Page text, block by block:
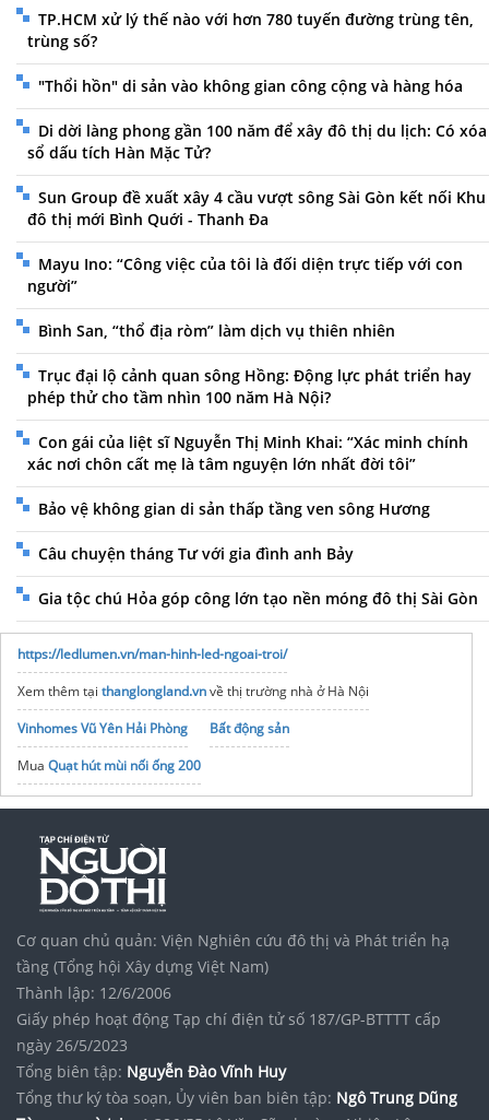
TP.HCM xử lý thế nào với hơn 780 tuyến đường trùng tên,
trùng số?
"Thổi hồn" di sản vào không gian công cộng và hàng hóa
Di dời làng phong gần 100 năm để xây đô thị du lịch: Có xóa
sổ dấu tích Hàn Mặc Tử?
Sun Group đề xuất xây 4 cầu vượt sông Sài Gòn kết nối Khu
đô thị mới Bình Quới - Thanh Đa
Mayu Ino: “Công việc của tôi là đối diện trực tiếp với con
người”
Bình San, “thổ địa ròm” làm dịch vụ thiên nhiên
Trục đại lộ cảnh quan sông Hồng: Động lực phát triển hay
phép thử cho tầm nhìn 100 năm Hà Nội?
Con gái của liệt sĩ Nguyễn Thị Minh Khai: “Xác minh chính
xác nơi chôn cất mẹ là tâm nguyện lớn nhất đời tôi”
Bảo vệ không gian di sản thấp tầng ven sông Hương
Câu chuyện tháng Tư với gia đình anh Bảy
Gia tộc chú Hỏa góp công lớn tạo nền móng đô thị Sài Gòn
https://ledlumen.vn/man-hinh-led-ngoai-troi/
Xem thêm tại thanglongland.vnvề thị trường nhà ở Hà Nội
Vinhomes Vũ Yên Hải Phòng
Bất động sản
Mua Quạt hút mùi nối ống 200
tủ lạnhhitachi side by side không làm đá
Màn hình ghép lcd
chính hãng giá rẻ
noxh K Home Avenue Nhơn Trạch
Cơ quan chủ quản: Viện Nghiên cứu đô thị và Phát triển hạ
tầng (Tổng hội Xây dựng Việt Nam)
Thành lập: 12/6/2006
Giấy phép hoạt động Tạp chí điện tử số 187/GP-BTTTT cấp
ngày 26/5/2023
Tổng biên tập: Nguyễn Đào Vĩnh Huy
Tổng thư ký tòa soạn, Ủy viên ban biên tập: Ngô Trung Dũng